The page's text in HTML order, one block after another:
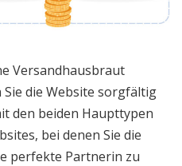
Versandhausbraut
die Website sorgfältig
den beiden Haupttypen
bei denen Sie die
perfekte Partnerin zu